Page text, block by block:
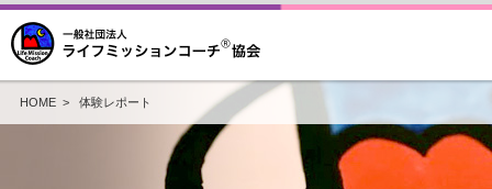
HOME> 体験レポート